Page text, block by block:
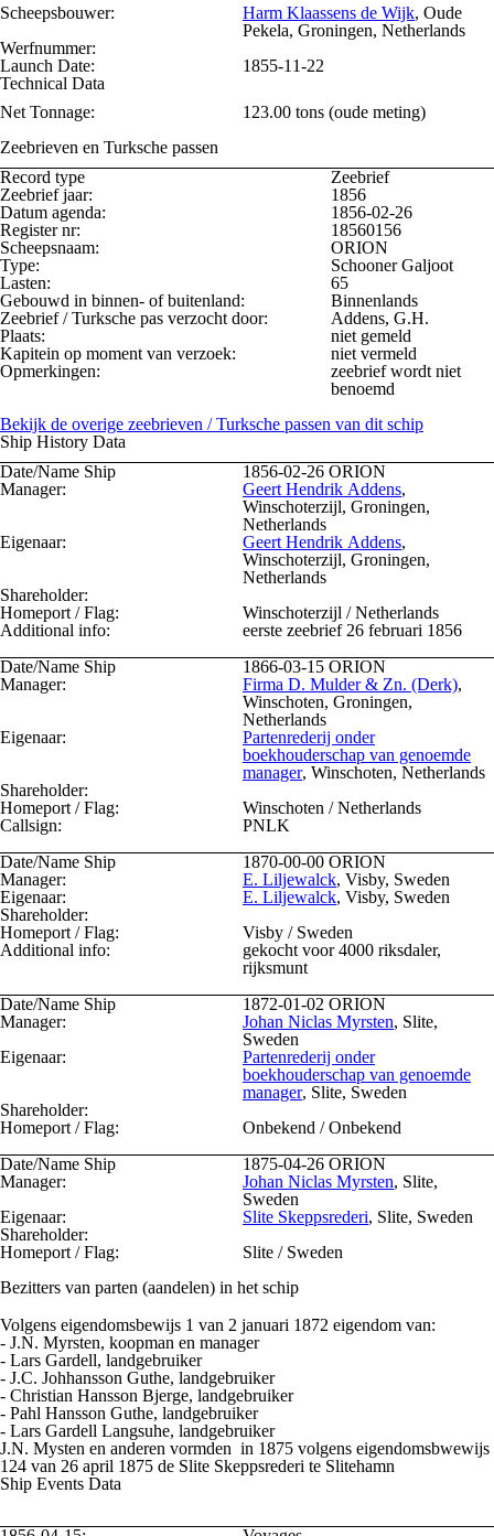
Scheepsbouwer:
Harm Klaassens de Wijk, Oude
Pekela, Groningen, Netherlands
Werfnummer:
Launch Date:
1855-11-22
Technical Data
Net Tonnage:
123.00 tons (oude meting)
Zeebrieven en Turksche passen
Record type
Zeebrief
Zeebrief jaar:
1856
Datum agenda:
1856-02-26
Register nr:
18560156
Scheepsnaam:
ORION
Type:
Schooner Galjoot
Lasten:
65
Gebouwd in binnen- of buitenland:
Binnenlands
Zeebrief / Turksche pas verzocht door:
Addens, G.H.
Plaats:
niet gemeld
Kapitein op moment van verzoek:
niet vermeld
Opmerkingen:
zeebrief wordt niet
benoemd
Bekijk de overige zeebrieven / Turksche passen van dit schip
Ship History Data
Date/Name Ship
1856-02-26 ORION
Manager:
Geert Hendrik Addens,
Winschoterzijl, Groningen,
Netherlands
Eigenaar:
Geert Hendrik Addens,
Winschoterzijl, Groningen,
Netherlands
Shareholder:
Homeport / Flag:
Winschoterzijl / Netherlands
Additional info:
eerste zeebrief 26 februari 1856
Date/Name Ship
1866-03-15 ORION
Manager:
Firma D. Mulder & Zn. (Derk),
Winschoten, Groningen,
Netherlands
Eigenaar:
Partenrederij onder
boekhouderschap van genoemde
manager, Winschoten, Netherlands
Shareholder:
Homeport / Flag:
Winschoten / Netherlands
Callsign:
PNLK
Date/Name Ship
1870-00-00 ORION
Manager:
E. Liljewalck, Visby, Sweden
Eigenaar:
E. Liljewalck, Visby, Sweden
Shareholder:
Homeport / Flag:
Visby / Sweden
Additional info:
gekocht voor 4000 riksdaler,
rijksmunt
Date/Name Ship
1872-01-02 ORION
Manager:
Johan Niclas Myrsten, Slite,
Sweden
Eigenaar:
Partenrederij onder
boekhouderschap van genoemde
manager, Slite, Sweden
Shareholder:
Homeport / Flag:
Onbekend / Onbekend
Date/Name Ship
1875-04-26 ORION
Manager:
Johan Niclas Myrsten, Slite,
Sweden
Eigenaar:
Slite Skeppsrederi, Slite, Sweden
Shareholder:
Homeport / Flag:
Slite / Sweden
Bezitters van parten (aandelen) in het schip
Volgens eigendomsbewijs 1 van 2 januari 1872 eigendom van:
- J.N. Myrsten, koopman en manager
- Lars Gardell, landgebruiker
- J.C. Johhansson Guthe, landgebruiker
- Christian Hansson Bjerge, landgebruiker
- Pahl Hansson Guthe, landgebruiker
- Lars Gardell Langsuhe, landgebruiker
J.N. Mysten en anderen vormden in 1875 volgens eigendomsbwewijs
124 van 26 april 1875 de Slite Skeppsrederi te Slitehamn
Ship Events Data